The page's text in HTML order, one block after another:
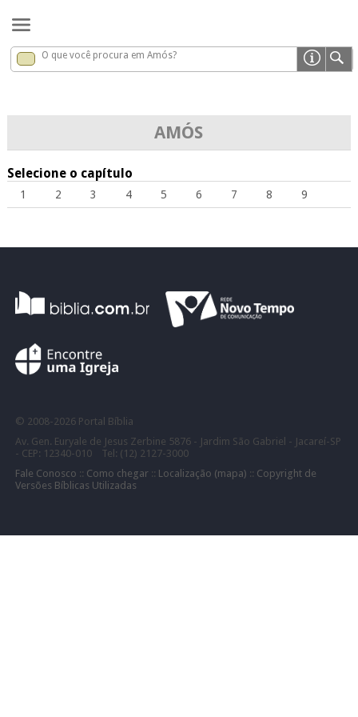
Amós x
O que você procura em Amós?
AMÓS
Selecione o capítulo
1 2 3 4 5 6 7 8 9
© 2008- 2026 Portal Bíblia
Av. Gen. Euryale de Jesus Zerbine 5876 - Jardim São Gabriel - Jacareí-SP
- CEP: 12340-010 Tel: (12) 2127-3000
Fale Conosco :: Como chegar:: Localização (mapa) :: Copyright de
Versões Bíblicas Utilizadas